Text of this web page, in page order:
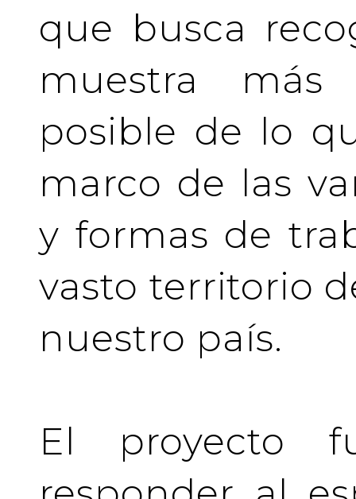
que busca
muestra
posible de lo
marco de las
y formas de
vasto territorio
nuestro país.
El proyecto